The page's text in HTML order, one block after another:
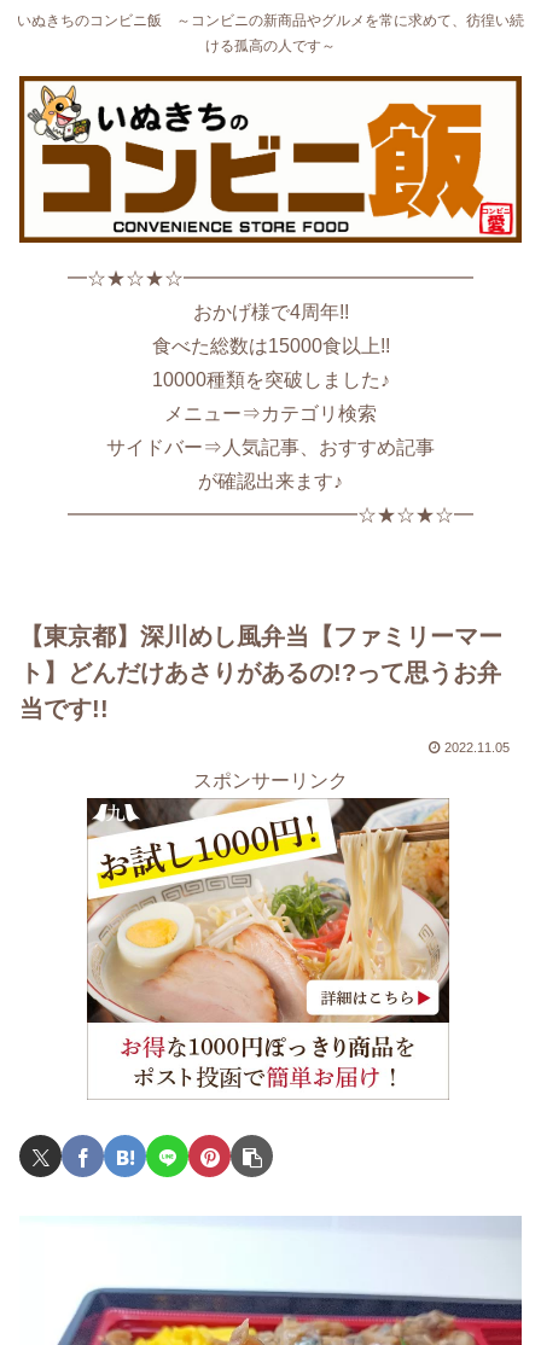
いぬきちのコンビニ飯 ～コンビニの新商品やグルメを常に求めて、彷徨い続
ける孤高の人です～
━☆★☆★☆━━━━━━━━━━━━━━━
おかげ様で4周年!!
食べた総数は15000食以上!!
10000種類を突破しました♪
メニュー⇒カテゴリ検索
サイドバー⇒人気記事、おすすめ記事
が確認出来ます♪
━━━━━━━━━━━━━━━☆★☆★☆━
【東京都】深川めし風弁当【ファミリーマー
ト】どんだけあさりがあるの!?って思うお弁
当です!!
2022.11.05
スポンサーリンク